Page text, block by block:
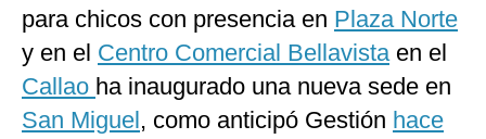
España
Internacional
Tecnología
para chicos con presencia en Plaza Norte
y en el Centro Comercial Bellavistaen el
Callao ha inaugurado una nueva sede en
San Miguel, como anticipó Gestión hace